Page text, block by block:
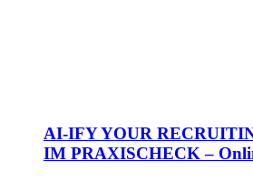
AI-IFY YOUR
IM PRAXISCHECK –